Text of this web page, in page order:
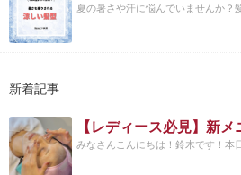
夏の暑さや汗に悩んでいませんか？
新着記事
【レディース必見】新
みなさんこんにちは！鈴木です！本